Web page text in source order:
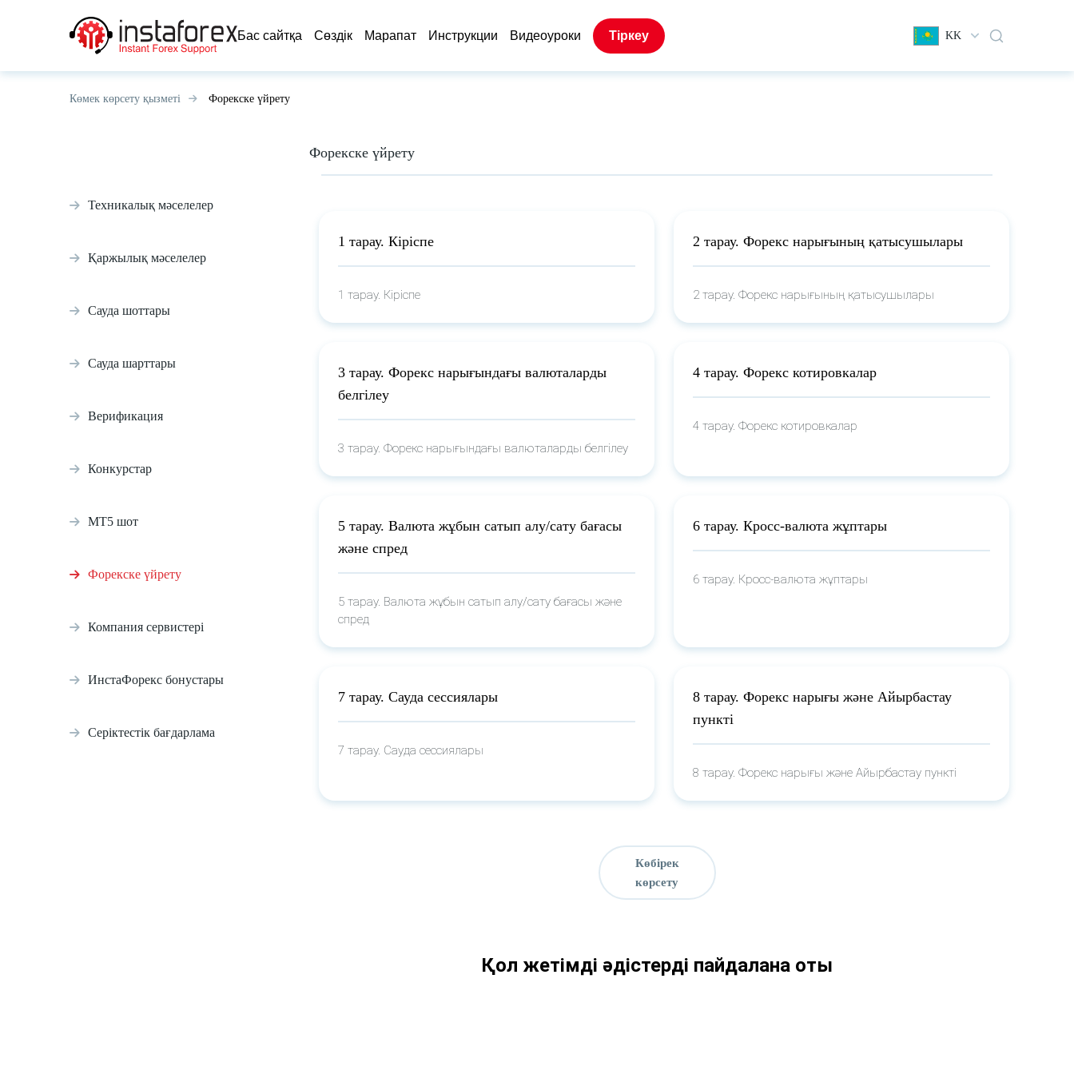
Бас сайтқа Сөздік Марапат Инструкции Видеоуроки Тіркеу KK
Көмек көрсету қызметі Форекске үйрету
Техникалық мәселелер
Қаржылық мәселелер
Сауда шоттары
Сауда шарттары
Верификация
Конкурстар
МТ5 шот
Форекске үйрету
Компания сервистері
ИнстаФорекс бонустары
Серіктестік бағдарлама
Форекске үйрету
1 тарау. Кіріспе
1 тарау. Кіріспе
2 тарау. Форекс нарығының қатысушылары
2 тарау. Форекс нарығының қатысушылары
3 тарау. Форекс нарығындағы валюталарды
белгілеу
3 тарау. Форекс нарығындағы валюталарды белгілеу
4 тарау. Форекс котировкалар
4 тарау. Форекс котировкалар
5 тарау. Валюта жұбын сатып алу/сату бағасы
және спред
5 тарау. Валюта жұбын сатып алу/сату бағасы және
спред
6 тарау. Кросс-валюта жұптары
6 тарау. Кросс-валюта жұптары
7 тарау. Сауда сессиялары
7 тарау. Сауда сессиялары
8 тарау. Форекс нарығы және Айырбастау
пункті
8 тарау. Форекс нарығы және Айырбастау пункті
Көбірек
көрсету
Қол жетімді әдістерді пайдалана оты